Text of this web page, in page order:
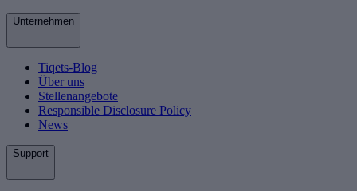
Unternehmen
Tiqets-Blog
Über uns
Stellenangebote
Responsible Disclosure Policy
News
Support